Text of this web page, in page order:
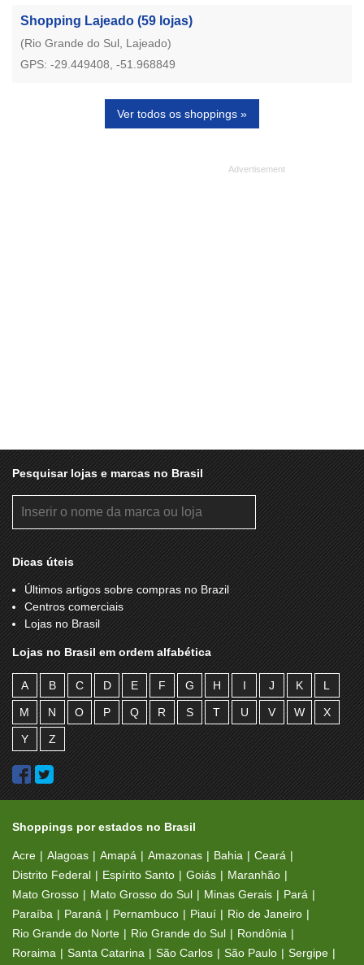
Shopping Lajeado (59 lojas)
(Rio Grande do Sul, Lajeado)
GPS: -29.449408, -51.968849
Ver todos os shoppings »
Pesquisar lojas e marcas no Brasil
Dicas úteis
Últimos artigos sobre compras no Brazil
Centros comerciais
Lojas no Brasil
Lojas no Brasil em ordem alfabética
A B C D E F G H I J K L
M N O P Q R S T U V W X
Y Z
Shoppings por estados no Brasil
Acre Alagoas Amapá Amazonas Bahia
Ceará
Distrito Federal
Espírito Santo Goiás
Maranhão
Mato Grosso
Mato Grosso do Sul Minas Gerais
Pará
Paraíba
Paraná Pernambuco Piauí
Rio de Janeiro
Rio Grande do Norte
Rio Grande do Sul
Rondônia
Roraima
Santa Catarina São Carlos São Paulo Sergipe